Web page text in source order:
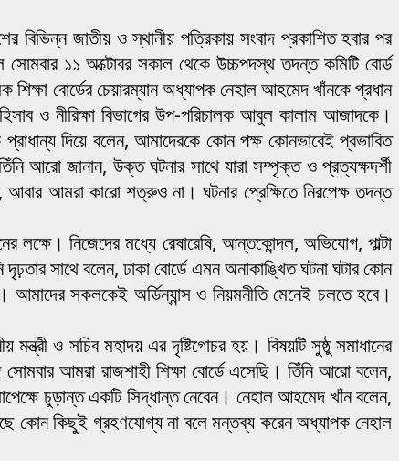
বিভিন্ন জাতীয় ও স্থানীয় পত্রিকায় সংবাদ প্রকাশিত হবার পর
সোমবার ১১ অক্টোবর সকাল থেকে উচ্চপদস্থ তদন্ত কমিটি বোর্ড
বোর্ডের চেয়ারম্যান অধ্যাপক নেহাল আহমেদ খাঁনকে প্রধান
ও নীরিক্ষা বিভাগের উপ-পরিচালক আবুল কালাম আজাদকে।
প্রাধান্য দিয়ে বলেন, আমাদেরকে কোন পক্ষ কোনভাবেই প্রভাবিত
আরো জানান, উক্ত ঘটনার সাথে যারা সম্পৃক্ত ও প্রত্যক্ষদর্শী
আমরা কারো শত্রুও না। ঘটনার প্রেক্ষিতে নিরপেক্ষ তদন্ত
লক্ষে। নিজেদের মধ্যে রেষারেষি, আন্তকোন্দল, অভিযোগ, পাল্টা
সাথে বলেন, ঢাকা বোর্ডে এমন অনাকাঙ্খিত ঘটনা ঘটার কোন
সকলকেই অর্ডিন্যান্স ও নিয়মনীতি মেনেই চলতে হবে।
মন্ত্রী ও সচিব মহাদয় এর দৃষ্টিগোচর হয়। বিষয়টি সুষ্ঠু সমাধানের
আমরা রাজশাহী শিক্ষা বোর্ডে এসেছি। তিঁনি আরো বলেন,
চুড়ান্ত একটি সিদ্ধান্ত নেবেন। নেহাল আহমেদ খাঁন বলেন,
কোন কিছুই গ্রহণযোগ্য না বলে মন্তব্য করেন অধ্যাপক নেহাল